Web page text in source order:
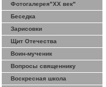
Фотогалерея"ХХ век"
Беседка
Зарисовки
Щит Отечества
Воин-мученик
Вопросы священнику
Воскресная школа